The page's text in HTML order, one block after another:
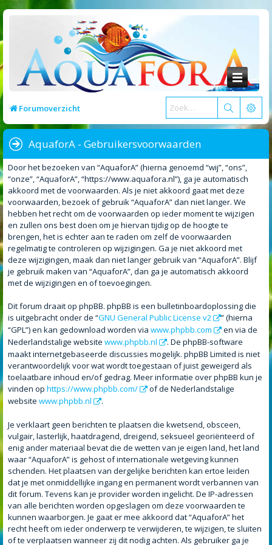
Forumoverzicht
AquaforA - Gebruikersvoorwaarden
Door het bezoeken van “AquaforA” (hierna genoemd “wij”, “ons”,
“onze”, “AquaforA”, “https://www.aquafora.nl”), ga je automatisch
akkoord met de voorwaarden. Als je niet akkoord gaat met deze
voorwaarden, bezoek of gebruik “AquaforA” dan niet langer. We
hebben het recht om de voorwaarden op ieder moment te wijzigen
en zullen ons best doen om je hiervan tijdig op de hoogte te
brengen, het is echter aan te raden om zelf de voorwaarden
regelmatig te controleren op wijzigingen. Ga je niet akkoord met
deze wijzigingen, maak dan niet langer gebruik van “AquaforA”. Blijf
je gebruik maken van “AquaforA”, dan ga je automatisch akkoord
met de wijzigingen en of toevoegingen.
Dit forum draait op phpBB. phpBB is een bulletinboardoplossing die
is uitgebracht onder de “GNU General Public License v2
” (hierna
“GPL”) en kan gedownload worden via www.phpbb.com
en via de
Nederlandstalige website www.phpbb.nl
. De phpBB-software
maakt internetgebaseerde discussies mogelijk. phpBB Limited is niet
verantwoordelijk voor wat wordt toegestaan of juist geweigerd als
toelaatbare inhoud en/of gedrag. Meer informatie over phpBB kun je
vinden op https://www.phpbb.com/
of de Nederlandstalige
website www.phpbb.nl .
Je verklaart geen berichten te plaatsen die kwetsend, obsceen,
vulgair, lasterlijk, haatdragend, dreigend, seksueel georiënteerd of
enig ander materiaal bevat die de wetten van je eigen land, het land
waar “AquaforA” is gehost of internationale wetgeving kunnen
schenden. Het plaatsen van dergelijke berichten kan ertoe leiden
dat je met onmiddellijke ingang en permanent wordt verbannen van
dit forum. Tevens kan je provider worden ingelicht. De IP-adressen
van alle berichten worden opgeslagen om deze voorwaarden te
kunnen waarborgen. Je gaat er mee akkoord dat “AquaforA” het
recht heeft om ieder onderwerp te verwijderen, te wijzigen, te sluiten
of te verplaatsen wanneer zij dit nodig achten. Als gebruiker ga je